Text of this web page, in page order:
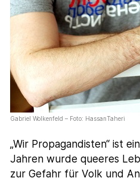
Gabriel Wolkenfeld – Foto: HassanTaheri
„Wir Propagandisten“ ist
Jahren wurde queeres
zur Gefahr für Volk und